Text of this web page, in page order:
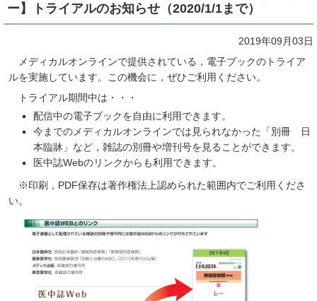
ー】トライアルのお知らせ（2020/1/1まで）
2019年09月03日
メディカルオンラインで提供されている，電子ブックのトライア
ルを実施しています。この機会に，ぜひご利用ください。
トライアル期間中は・・・
配信中の電子ブックを自由に利用できます。
今までのメディカルオンラインでは見られなかった「別冊 日
本臨牀」など，雑誌の別冊や増刊号を見ることができます。
医中誌Webのリンクからも利用できます。
※印刷，PDF保存は著作権法上認められた範囲内でご利用くださ
い。